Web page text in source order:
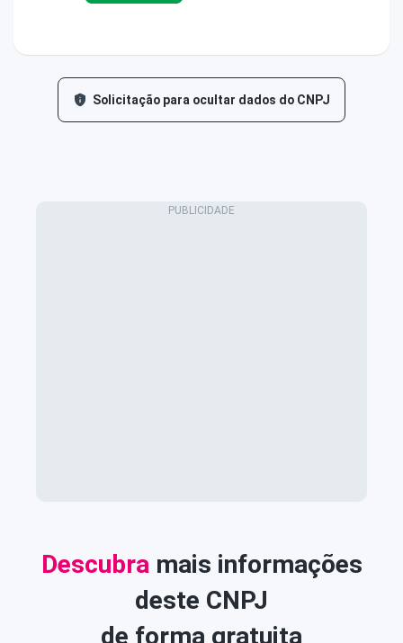
Solicitação para ocultar dados do CNPJ
Descubra mais informações
deste CNPJ
de forma gratuita